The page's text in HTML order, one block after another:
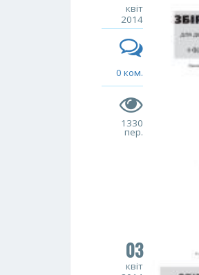
квіт
2014
0 ком.
1330
пер.
03
квіт